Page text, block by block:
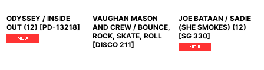
ODYSSEY / INSIDE
OUT (12) [PD-13218]
VAUGHAN MASON
AND CREW / BOUNCE,
ROCK, SKATE, ROLL
[DISCO 211]
JOE BATAAN / SADIE
(SHE SMOKES) (12)
[SG 330]